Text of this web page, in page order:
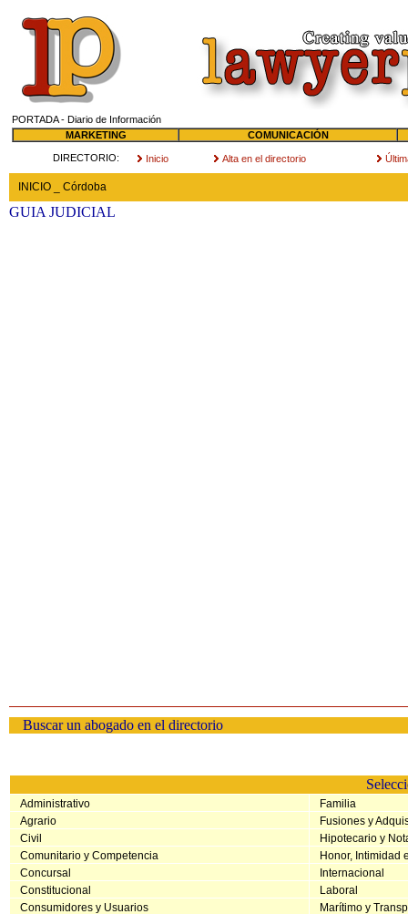
PORTADA - Diario de Información
MARKETING
COMUNICACIÓN
DIRECTORIO: Inicio Alta en el directorio
INICIO _ Córdoba
GUIA JUDICIAL
Buscar un abogado en el directorio
Administrativo
Familia
Agrario
Fusiones y
Civil
Hipotecario y
Comunitario y Competencia
Honor, Intimidad
Concursal
Internacional
Constitucional
Laboral
Consumidores y Usuarios
Marítimo y